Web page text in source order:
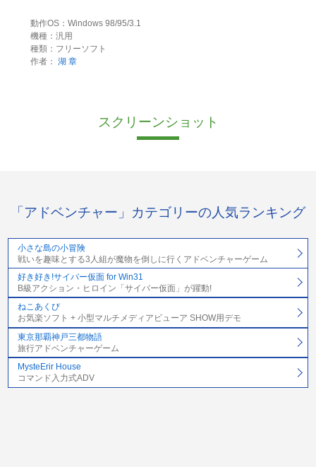
動作OS：Windows 98/95/3.1
機種：汎用
種類：フリーソフト
作者： 湖 章
スクリーンショット
「アドベンチャー」カテゴリーの人気ランキング
小さな島の小冒険
戦いを趣味とする3人組が魔物を倒しに行くアドベンチャーゲーム
好き好き!サイバー仮面 for Win31
B級アクション・ヒロイン「サイバー仮面」が躍動!
ねこあくび
お気楽ソフト + 小型マルチメディアビューア SHOW用デモ
東京那覇神戸三都物語
旅行アドベンチャーゲーム
MysteErir House
コマンド入力式ADV